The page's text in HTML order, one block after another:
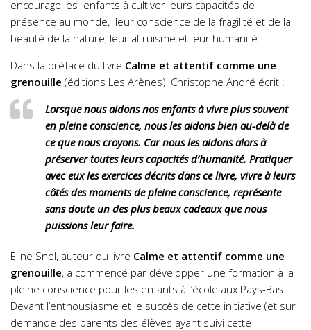
encourage les enfants à cultiver leurs capacités de
présence au monde, leur conscience de la fragilité et de la
beauté de la nature, leur altruisme et leur humanité.
Dans la préface du livre Calme et attentif comme une
grenouille (éditions Les Arènes), Christophe André écrit :
Lorsque nous aidons nos enfants à vivre plus souvent
en pleine conscience, nous les aidons bien au-delà de
ce que nous croyons. Car nous les aidons alors à
préserver toutes leurs capacités d’humanité. Pratiquer
avec eux les exercices décrits dans ce livre, vivre à leurs
côtés des moments de pleine conscience, représente
sans doute un des plus beaux cadeaux que nous
puissions leur faire.
Eline Snel, auteur du livre Calme et attentif comme une
grenouille, a commencé par développer une formation à la
pleine conscience pour les enfants à l’école aux Pays-Bas.
Devant l’enthousiasme et le succès de cette initiative (et sur
demande des parents des élèves ayant suivi cette